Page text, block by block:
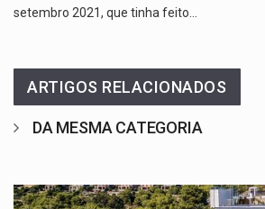
setembro 2021, que tinha feito…
ARTIGOS RELACIONADOS
DA MESMA CATEGORIA